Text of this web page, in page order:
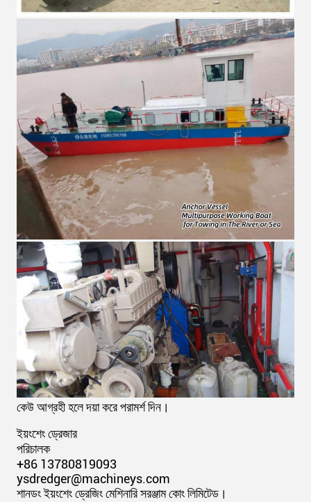
কেউ আগ্রহী হলে দয়া করে পরামর্শ দিন।
ইয়ংশেং ড্রেজার
পরিচালক
+86 13780819093
ysdredger@machineys.com
শানডং ইয়ংশেং ড্রেজিং মেশিনারি সরঞ্জাম কোং লিমিটেড।